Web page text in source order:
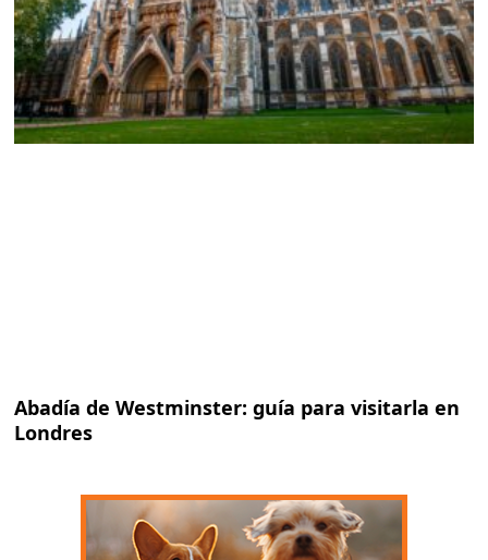
Abadía de Westminster: guía para visitarla en
Londres